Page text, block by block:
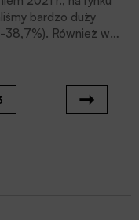
bardzo duży
38,7%). Również w
w kwietniu 2022 r.
w ujęciu rocznym o
w Newsletterze
dane o sprzedaży